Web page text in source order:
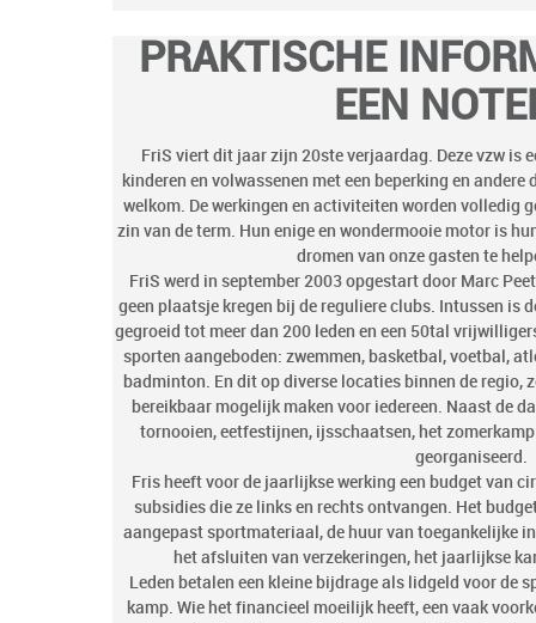
PRAKTISCHE
EEN
FriS viert dit jaar zijn 20ste verjaardag. Deze vzw is
kinderen en volwassenen met een beperking en
welkom. De werkingen en activiteiten worden volledig
zin van de term. Hun enige en wondermooie motor is
dromen van onze gasten te
FriS werd in september 2003 opgestart door Marc
geen plaatsje kregen bij de reguliere clubs. Intussen is
gegroeid tot meer dan 200 leden en een 50tal
sporten aangeboden: zwemmen, basketbal, voetbal,
badminton. En dit op diverse locaties binnen de regio,
bereikbaar mogelijk maken voor iedereen. Naast de
tornooien, eetfestijnen, ijsschaatsen, het
georganiseerd.
Fris heeft voor de jaarlijkse werking een budget van
subsidies die ze links en rechts ontvangen. Het
aangepast sportmateriaal, de huur van toegankelijke
het afsluiten van verzekeringen, het jaarlijkse
Leden betalen een kleine bijdrage als lidgeld voor de
kamp. Wie het financieel moeilijk heeft, een vaak